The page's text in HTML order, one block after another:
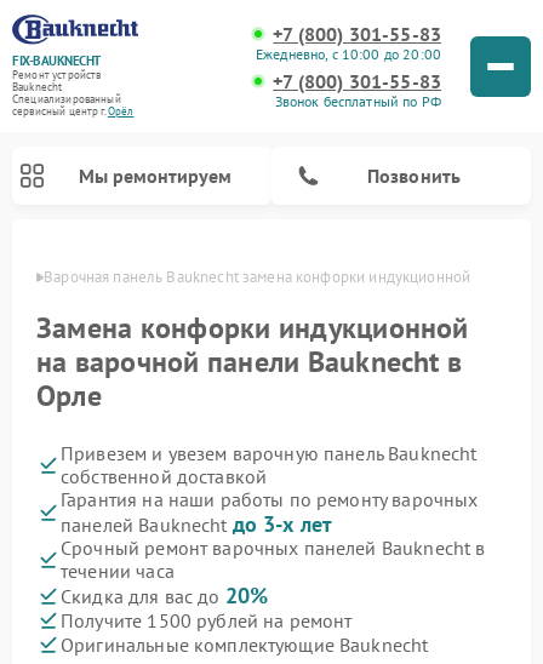
FIX-BAUKNECHT
Ремонт устройств
Bauknecht
Специализированный
cервисный центр г.Орёл
+7 (800) 301-55-83
Ежедневно, с 10:00 до 20:00
+7 (800) 301-55-83
Звонок бесплатный по РФ
Мы ремонтируем Позвонить
Варочная панель Bauknecht замена конфорки индукционной
Замена конфорки индукционной
на варочной панели Bauknecht в
Орле
Привезем и увезем варочную панель Bauknecht
собственной доставкой
Гарантия на наши работы по ремонту варочных
панелей Bauknecht до 3-х лет
Срочный ремонт варочных панелей Bauknecht в
течении часа
Скидка для вас до 20%
Получите 1500 рублей на ремонт
Оригинальные комплектующие Bauknecht